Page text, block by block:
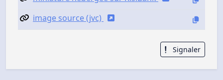
image source (jvc)
Signaler